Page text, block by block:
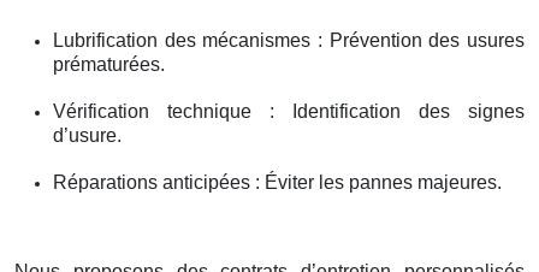
Lubrification des mécanismes : Prévention des usures
prématurées.
Vérification technique : Identification des signes
d’usure.
Réparations anticipées : Éviter les pannes majeures.